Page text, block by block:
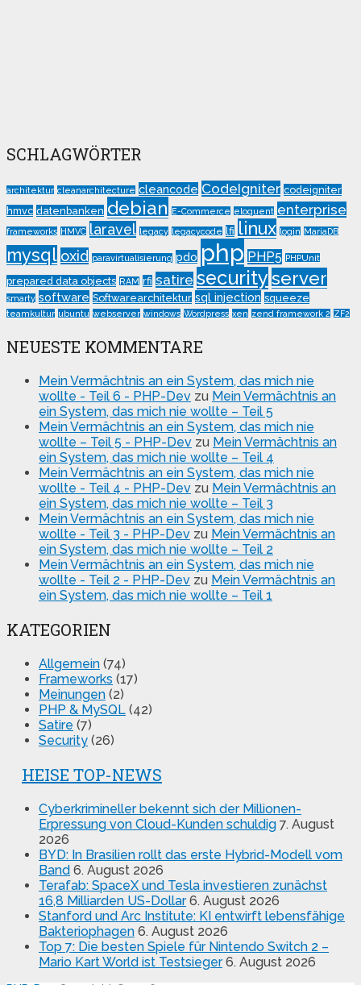
SCHLAGWÖRTER
architektur cleanarchitecture cleancode CodeIgniter codeigniter
hmvc datenbanken debian E-Commerce eloquent enterprise
frameworks HMVC laravel legacy legacycode lfi linux login MariaDB
mysql oxid paravirtualisierung pdo php PHP5 PHPUnit
prepared data objects RAM rfi satire securityserver
smarty software Softwarearchitektur sql injection squeeze
teamkultur ubuntu webserver windows Wordpress xen zend framework 2 ZF2
NEUESTE KOMMENTARE
Mein Vermächtnis an ein System, das mich nie
wollte - Teil 6 - PHP-Dev zu Mein Vermächtnis an
ein System, das mich nie wollte – Teil 5
Mein Vermächtnis an ein System, das mich nie
wollte – Teil 5 - PHP-Dev zu Mein Vermächtnis an
ein System, das mich nie wollte – Teil 4
Mein Vermächtnis an ein System, das mich nie
wollte - Teil 4 - PHP-Dev zu Mein Vermächtnis an
ein System, das mich nie wollte – Teil 3
Mein Vermächtnis an ein System, das mich nie
wollte - Teil 3 - PHP-Dev zu Mein Vermächtnis an
ein System, das mich nie wollte – Teil 2
Mein Vermächtnis an ein System, das mich nie
wollte - Teil 2 - PHP-Dev zu Mein Vermächtnis an
ein System, das mich nie wollte – Teil 1
KATEGORIEN
Allgemein (74)
Frameworks (17)
Meinungen (2)
PHP & MySQL (42)
Satire (7)
Security (26)
HEISE TOP-NEWS
Cyberkrimineller bekennt sich der Millionen-
Erpressung von Cloud-Kunden schuldig 7. August
2026
BYD: In Brasilien rollt das erste Hybrid-Modell vom
Band 6. August 2026
Terafab: SpaceX und Tesla investieren zunächst
16,8 Milliarden US-Dollar 6. August 2026
Stanford und Arc Institute: KI entwirft lebensfähige
Bakteriophagen 6. August 2026
Top 7: Die besten Spiele für Nintendo Switch 2 –
Mario Kart World ist Testsieger 6. August 2026